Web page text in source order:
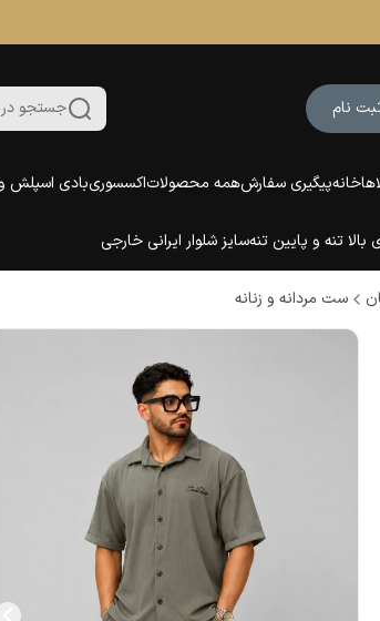
نام جستجو
خانهپیگیری سفارشهمه محصولاتاکسسوریبادی اسپلش
بالا تنه و پایین تنهسایز شلوار ایرانی خارجی
ست مردانه و زنانه